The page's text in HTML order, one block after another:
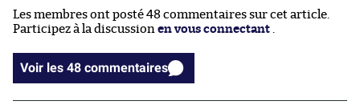
Les membres ont posté 48 commentaires sur cet article.
Participez à la discussion en vous connectant .
Voir les 48 commentaires